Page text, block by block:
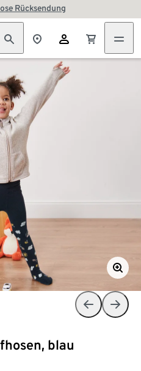
Rücksendung
blau